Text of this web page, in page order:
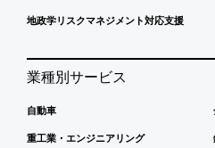
地政学リスクマネジメント対応支援
業種別サービス
自動車
重工業・エンジニアリング